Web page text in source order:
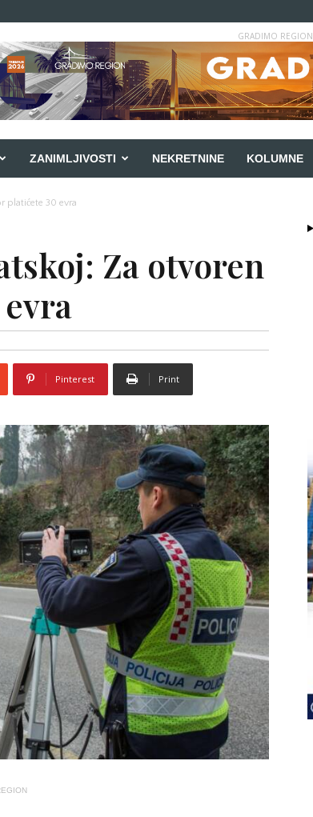
GRADIMO REGION
ZANIMLJIVOSTI NEKRETNINE KOLUMNE
platićete 30 evra
Za otvoren
Pinterest Print